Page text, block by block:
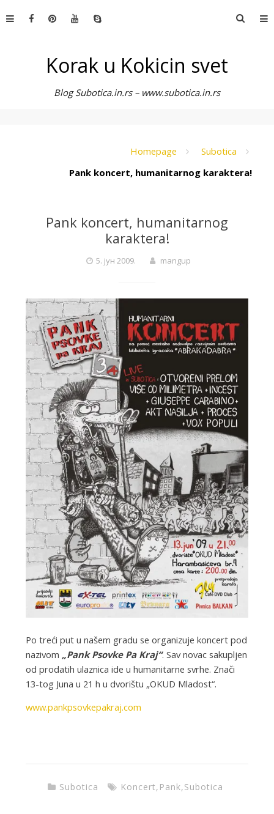
to
Korak u Kokicin svet
Blog Subotica.in.rs – www.subotica.in.rs
Homepage
Subotica
Pank koncert, humanitarnog karaktera!
Pank koncert, humanitarnog
karaktera!
5. јун 2009. mangup
Po treći put u našem gradu se organizuje koncert pod
nazivom „Pank Psovke Pa Kraj“. Sav novac sakupljen
od prodatih ulaznica ide u humanitarne svrhe. Znači
13-tog Juna u 21 h u dvorištu „OKUD Mladost“.
www.pankpsovkepakraj.com
Subotica Koncert, Pank,Subotica